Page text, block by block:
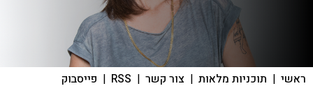
ראשי | תוכניות מלאות | צור קשר |
RSS
| פייסבוק